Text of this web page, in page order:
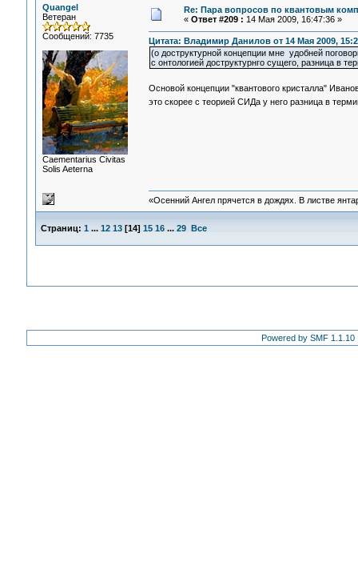
Quangel
Ветеран
Сообщений: 7735
Сaementarius Civitas
Solis Aeterna
Re: Пара вопросов по квантовым
« Ответ #209 : 14 Мая 2009, 16:47:36 »
Цитата: Владимир Данилов от 14 Мая 2009,
(о доструктурной концепции мне удобней
с онтологией доструктурнго сущего, разница в
Основой концепции "квантового кристалла"
это скорее с теорией СИДа у него разница в
«Осенний Ангел прячется в дождях. В листве
Страниц: 1 ... 12 13[14] 15 16 ... 29 Все
Powered by SMF 1.1.10